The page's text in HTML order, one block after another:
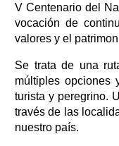
V Centenario del
vocación de
valores y el
Se trata de una
múltiples opciones
turista y peregrino.
través de las
nuestro país.